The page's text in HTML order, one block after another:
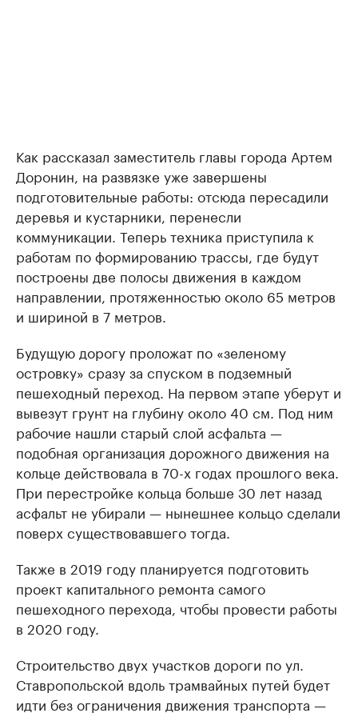
Как рассказал заместитель главы города Артем
Доронин, на развязке уже завершены
подготовительные работы: отсюда пересадили
деревья и кустарники, перенесли
коммуникации. Теперь техника приступила к
работам по формированию трассы, где будут
построены две полосы движения в каждом
направлении, протяженностью около 65 метров
и шириной в 7 метров.
Будущую дорогу проложат по «зеленому
островку» сразу за спуском в подземный
пешеходный переход. На первом этапе уберут и
вывезут грунт на глубину около 40 см. Под ним
рабочие нашли старый слой асфальта —
подобная организация дорожного движения на
кольце действовала в 70-х годах прошлого века.
При перестройке кольца больше 30 лет назад
асфальт не убирали — нынешнее кольцо сделали
поверх существовавшего тогда.
Также в 2019 году планируется подготовить
проект капитального ремонта самого
пешеходного перехода, чтобы провести работы
в 2020 году.
Строительство двух участков дороги по ул.
Ставропольской вдоль трамвайных путей будет
идти без ограничения движения транспорта —